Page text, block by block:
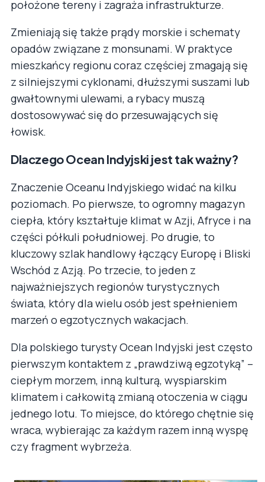
położone tereny i zagraża infrastrukturze.
Zmieniają się także prądy morskie i schematy
opadów związane z monsunami. W praktyce
mieszkańcy regionu coraz częściej zmagają się
z silniejszymi cyklonami, dłuższymi suszami lub
gwałtownymi ulewami, a rybacy muszą
dostosowywać się do przesuwających się
łowisk.
Dlaczego Ocean Indyjski jest tak ważny?
Znaczenie Oceanu Indyjskiego widać na kilku
poziomach. Po pierwsze, to ogromny magazyn
ciepła, który kształtuje klimat w Azji, Afryce i na
części półkuli południowej. Po drugie, to
kluczowy szlak handlowy łączący Europę i Bliski
Wschód z Azją. Po trzecie, to jeden z
najważniejszych regionów turystycznych
świata, który dla wielu osób jest spełnieniem
marzeń o egzotycznych wakacjach.
Dla polskiego turysty Ocean Indyjski jest często
pierwszym kontaktem z „prawdziwą egzotyką” –
ciepłym morzem, inną kulturą, wyspiarskim
klimatem i całkowitą zmianą otoczenia w ciągu
jednego lotu. To miejsce, do którego chętnie się
wraca, wybierając za każdym razem inną wyspę
czy fragment wybrzeża.